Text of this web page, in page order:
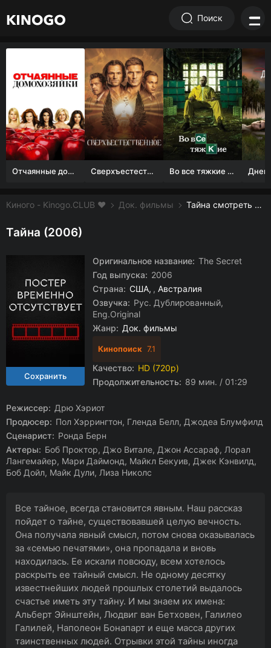
Поиск
Отчаянные домохозяйки (1 сезон) Сверхъестественное Во все тяжкие 1-5 сезон
Киного - Kinogo.CLUB ❤️ Док. фильмы Тайна смотреть онлайн бесплатно
Тайна (2006)
Оригинальное название: The Secret
Год выпуска: 2006
Страна: США , Австралия
Озвучка: Рус. Дублированный,
Eng.Original
Жанр: Док. фильмы
Кинопоиск 7.1
Качество: HD (720p)
Продолжительность: 89 мин. / 01:29
Режиссер: Дрю Хэриот
Продюсер: Пол Хэррингтон, Гленда Белл, Джодеа Блумфилд
Сценарист: Ронда Берн
Актеры: Боб Проктор, Джо Витале, Джон Ассараф, Лорал
Лангемайер, Мари Даймонд, Майкл Бекуив, Джек Кэнвилд,
Боб Дойл, Майк Дули, Лиза Николс
Все тайное, всегда становится явным. Наш рассказ
пойдет о тайне, существовавшей целую вечность.
Она получала явный смысл, потом снова оказывалась
за «семью печатями», она пропадала и вновь
находилась. Ее искали повсюду, всем хотелось
раскрыть ее тайный смысл. Не одному десятку
известнейших людей прошлых столетий выдалось
счастье иметь эту тайну. И мы знаем их имена:
Альберт Эйнштейн, Людвиг ван Бетховен, Галилео
Галилей, Наполеон Бонапарт и еще масса других
таинственных людей. Отрывки этой тайны иногда